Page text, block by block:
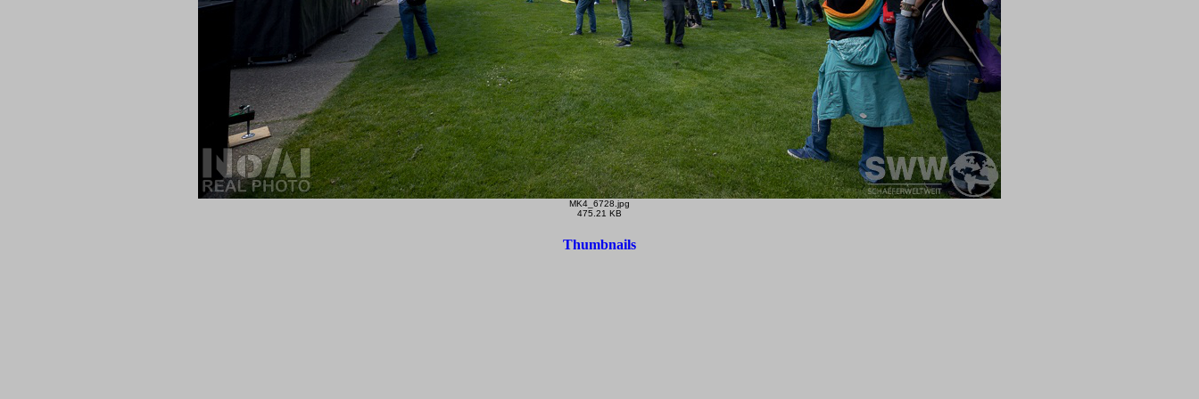
MK4_6728.jpg
475.21 KB
Thumbnails